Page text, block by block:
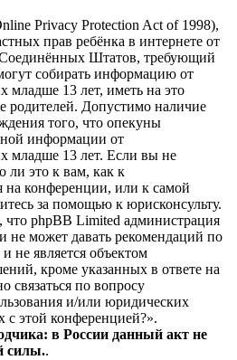
Privacy Protection Act of 1998),
прав ребёнка в интернете от
Штатов, требующий
собирать информацию от
младше 13 лет, иметь на это
родителей. Допустимо наличие
того, что опекуны
информации от
младше 13 лет. Если вы не
ли это к вам, как к
на конференции, или к самой
за помощью к юрисконсульту.
что phpBB Limited администрация
не может давать рекомендаций по
не является объектом
кроме указанных в ответе на
связаться по вопросу
и/или юридических
с этой конференцией?».
в России данный акт не
силы..